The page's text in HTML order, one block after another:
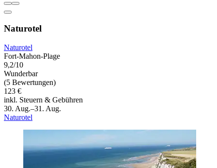
Naturotel
Naturotel
Fort-Mahon-Plage
9,2/10
Wunderbar
(5 Bewertungen)
123 €
inkl. Steuern & Gebühren
30. Aug.–31. Aug.
Naturotel